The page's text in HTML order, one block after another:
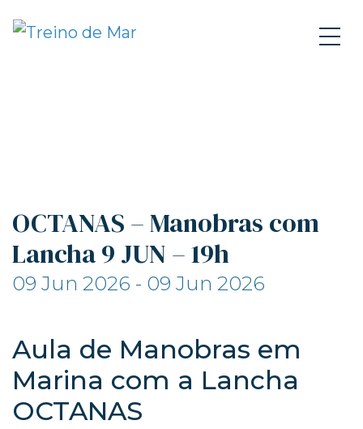
OCTANAS – Manobras com
Lancha 9 JUN – 19h
09 Jun 2026 - 09 Jun 2026
Aula de Manobras em
Marina com a Lancha
OCTANAS